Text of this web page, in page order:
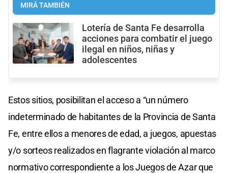
MIRÁ TAMBIÉN
Lotería de Santa Fe desarrolla
acciones para combatir el juego
ilegal en niños, niñas y
adolescentes
Estos sitios, posibilitan el acceso a “un número
indeterminado de habitantes de la Provincia de Santa
Fe, entre ellos a menores de edad, a juegos, apuestas
y/o sorteos realizados en flagrante violación al marco
normativo correspondiente a los Juegos de Azar que